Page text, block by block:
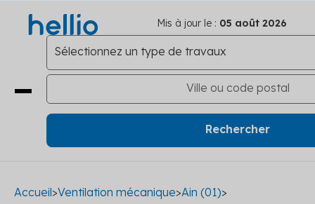
Mis à jour le : 05 août 2026
Accueil>Ventilation mécanique>Ain (01)>